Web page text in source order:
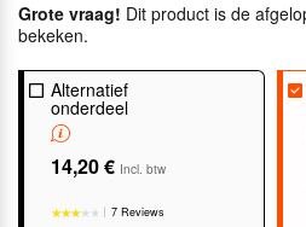
Grote vraag! Dit product is de
bekeken.
Alternatief
onderdeel
14,20 € Incl. btw
7 Reviews